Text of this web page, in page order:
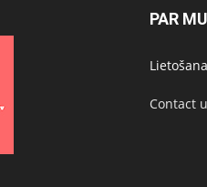
PAR
Contact